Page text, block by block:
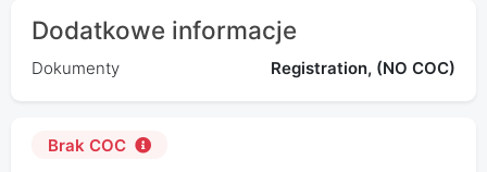
Dodatkowe informacje
Dokumenty Registration, (NO COC)
Brak COC